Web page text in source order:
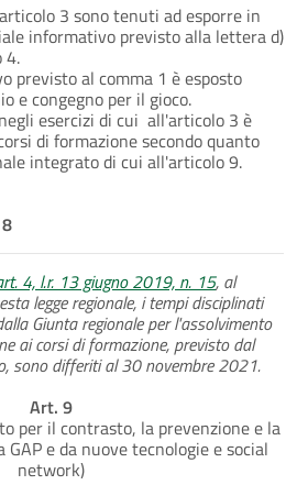
3 sono tenuti ad esporre in
informativo previsto alla lettera d)
4.
previsto al comma 1 è esposto
e congegno per il gioco.
esercizi di cui all'articolo 3 è
di formazione secondo quanto
integrato di cui all'articolo 9.
4, l.r. 13 giugno 2019, n. 15, al
legge regionale, i tempi disciplinati
Giunta regionale per l'assolvimento
ai corsi di formazione, previsto dal
sono differiti al 30 novembre 2021.
Art. 9
per il contrasto, la prevenzione e la
e da nuove tecnologie e social
network)